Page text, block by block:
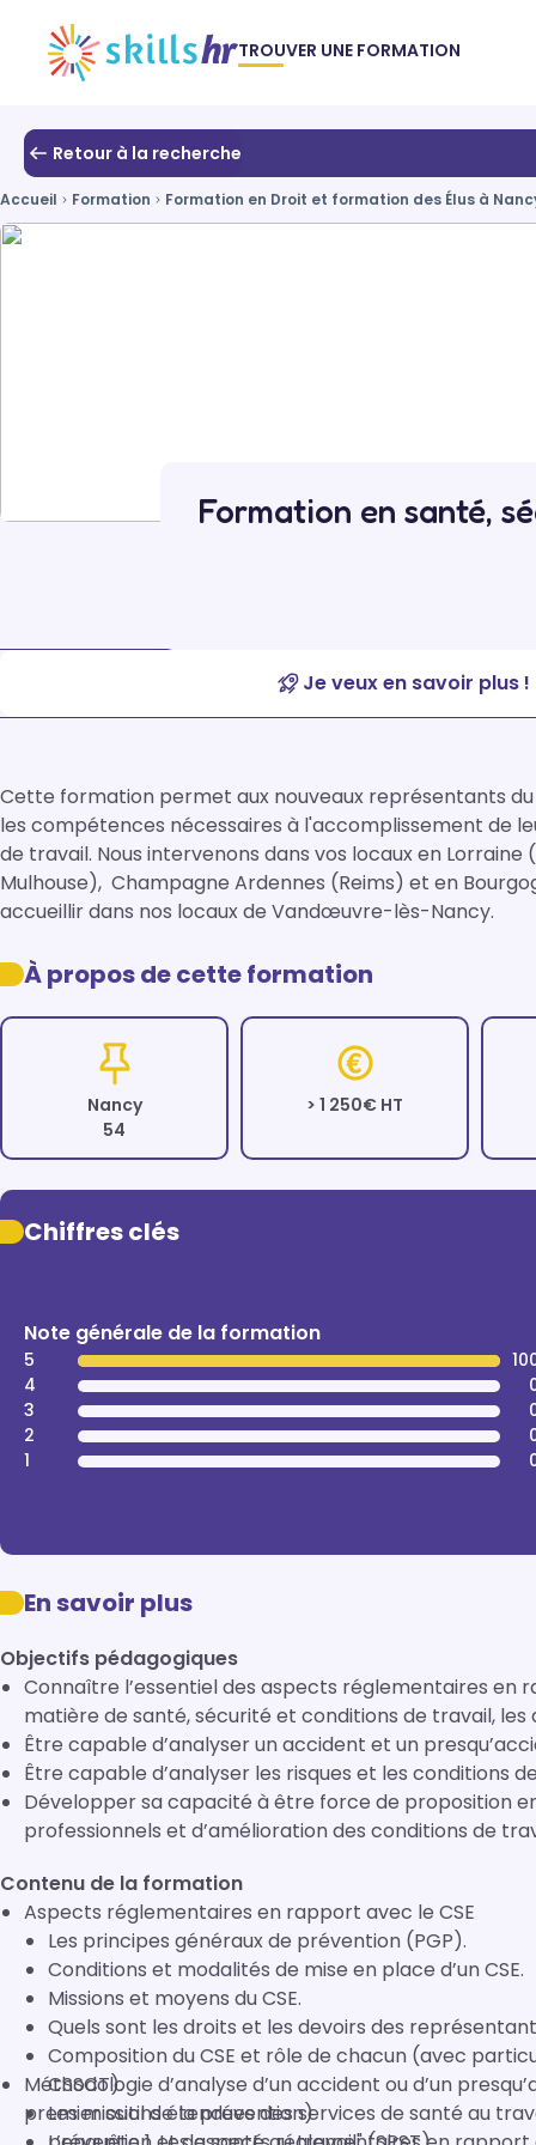
TROUVER UNE FORMATION
Retour à la recherche
Accueil Formation Formation en Droit et formation des Élus à
Formation en santé,
Je veux en savoir plus !
Cette formation permet aux nouveaux représentants du
les compétences nécessaires à l'accomplissement de
de travail. Nous intervenons dans vos locaux en
Mulhouse),  Champagne Ardennes (Reims) et en
accueillir dans nos locaux de Vandœuvre-lès-Nancy.
À propos de cette formation
Nancy
54
> 1 250€ HT
Chiffres clés
Note générale de la formation
5
4
3
2
1
En savoir plus
Objectifs pédagogiques
Connaître l’essentiel des aspects réglementaires en
matière de santé, sécurité et conditions de travail, les
Être capable d’analyser un accident et un
Être capable d’analyser les risques et les conditions
Développer sa capacité à être force de proposition
professionnels et d’amélioration des conditions de
Contenu de la formation
Aspects réglementaires en rapport avec le CSE
Les principes généraux de prévention (PGP).
Conditions et modalités de mise en place d’un CSE.
Missions et moyens du CSE.
Quels sont les droits et les devoirs des
Composition du CSE et rôle de chacun (avec
CSSCT).
Les missions étendues des services de santé au travail (SST), qui deviennent les "services de
Méthodologie d’analyse d’un accident ou d’un
premier outil de la prévention)